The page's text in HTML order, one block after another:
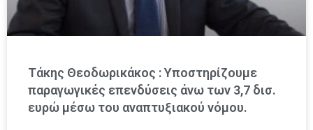
Τάκης Θεοδωρικάκος : Υποστηρίζουμε
παραγωγικές επενδύσεις άνω των 3,7 δισ.
ευρώ μέσω του αναπτυξιακού νόμου.